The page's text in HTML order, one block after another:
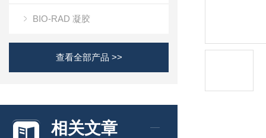
BIO-RAD 凝胶
查看全部产品 >>
相关文章